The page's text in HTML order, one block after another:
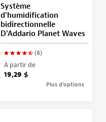
Système
d'humidification
bidirectionnelle
D'Addario Planet Waves
(8)
À partir de
19,29 $
Plus d’options